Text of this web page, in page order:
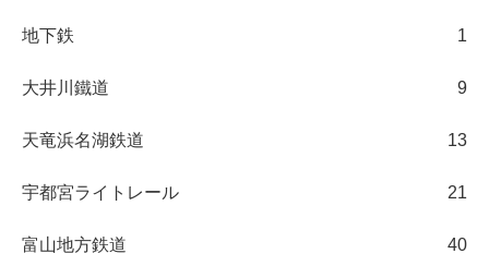
地下鉄 1
大井川鐵道 9
天竜浜名湖鉄道 13
宇都宮ライトレール 21
富山地方鉄道 40